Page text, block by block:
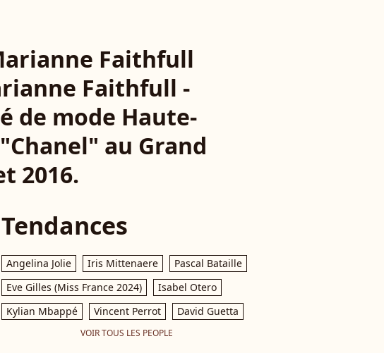
Faithfull
Faithfull -
de mode Haute-
au Grand
2016.
Tendances
Angelina Jolie Iris Mittenaere
Pascal Bataille
Eve Gilles (Miss France 2024)
Isabel Otero
Kylian Mbappé
Vincent Perrot David Guetta
VOIR TOUS LES PEOPLE